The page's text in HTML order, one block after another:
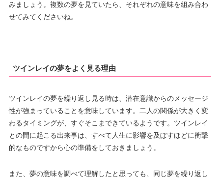
みましょう。複数の夢を見ていたら、それぞれの意味を組み合わ
せてみてくださいね。
ツインレイの夢をよく見る理由
ツインレイの夢を繰り返し見る時は、潜在意識からのメッセージ
性が強まっていることを意味しています。二人の関係が大きく変
わるタイミングが、すぐそこまできているようです。ツインレイ
との間に起こる出来事は、すべて人生に影響を及ぼすほどに衝撃
的なものですから心の準備をしておきましょう。
また、夢の意味を調べて理解したと思っても、同じ夢を繰り返し